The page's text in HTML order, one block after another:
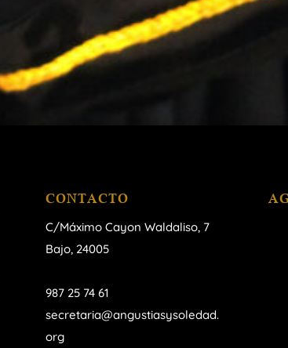
CONTACTO
C/Máximo Cayon Waldaliso, 7
Bajo, 24005
987 25 74 61
secretaria@angustiasysoledad.
org